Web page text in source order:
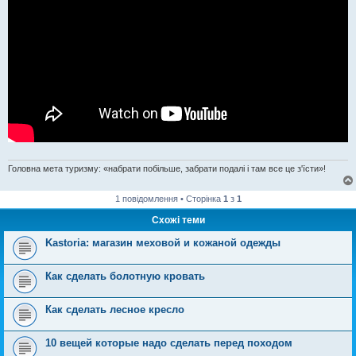
Головна мета туризму: «набрати побільше, забрати подалі і там все це з'їсти»!
1 повідомлення • Сторінка 1 з 1
Схожі теми
Kastoria: магазин меховой и кожаной одежды
Как сделать болотную кровать
Как сделать лесное кресло
10 вещей которые надо сделать перед походом